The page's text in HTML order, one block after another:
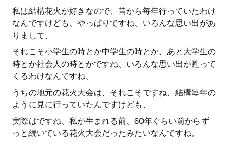
私は結構花火が好きなので、昔から毎年行っていたわけ
なんですけども、やっぱりですね、いろんな思い出があ
りまして、
それこそ小学生の時とか中学生の時とか、あと大学生の
時とか社会人の時とかですね、いろんな思い出が甦って
くるわけなんですね。
うちの地元の花火大会は、それこそですね、結構毎年の
ように見に行っていたんですけども、
実際はですね、私が生まれる前、60年ぐらい前からず
っと続いている花火大会だったみたいなんですね。